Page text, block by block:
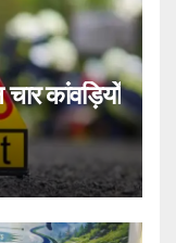
चार कांवड़ियों